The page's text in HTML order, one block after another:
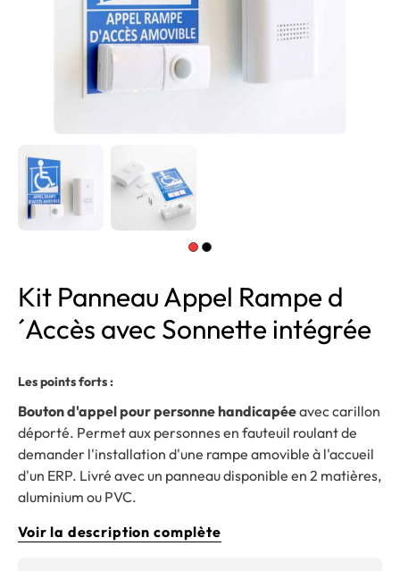
Kit Panneau Appel Rampe d
´Accès avec Sonnette intégrée
Les points forts :
Bouton d'appel pour personne handicapéeavec carillon
déporté. Permet aux personnes en fauteuil roulant de
demander l'installation d'une rampe amovible à l'accueil
d'un ERP. Livré avec un panneau disponible en 2 matières,
aluminium ou PVC.
Voir la description complète